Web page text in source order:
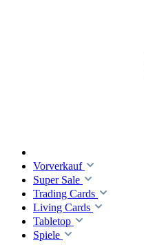
Vorverkauf
Super Sale
Trading Cards
Living Cards
Tabletop
Spiele